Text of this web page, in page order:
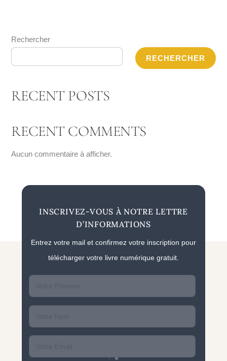
Rechercher
RECHERCHER
RECENT POSTS
RECENT COMMENTS
Aucun commentaire à afficher.
INSCRIVEZ-VOUS À NOTRE LETTRE
D’INFORMATIONS
Entrez votre mail et confirmez votre inscription pour
télécharger votre livre numérique gratuit.
name
name